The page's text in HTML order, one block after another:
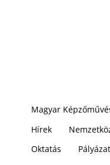
Magyar
Hírek
Oktatás
Pályázat